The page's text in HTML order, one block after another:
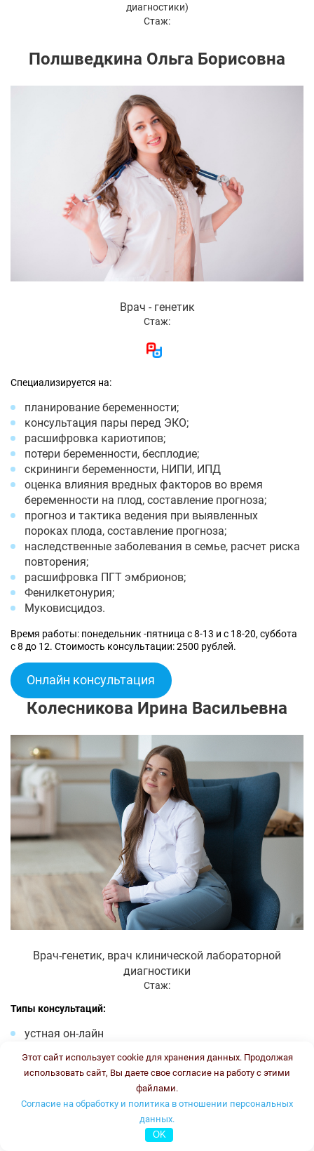
диагностики)
Стаж:
Полшведкина Ольга Борисовна
Врач - генетик
Стаж:
Специализируется на:
планирование беременности;
консультация пары перед ЭКО;
расшифровка кариотипов;
потери беременности, бесплодие;
скрининги беременности, НИПИ, ИПД
оценка влияния вредных факторов во время
беременности на плод, составление прогноза;
прогноз и тактика ведения при выявленных
пороках плода, составление прогноза;
наследственные заболевания в семье, расчет риска
повторения;
расшифровка ПГТ эмбрионов;
Фенилкетонурия;
Муковисцидоз.
Время работы: понедельник -пятница с 8-13 и с 18-20, суббота
с 8 до 12. Стоимость консультации: 2500 рублей.
Онлайн консультация
Колесникова Ирина Васильевна
Врач-генетик, врач клинической лабораторной
диагностики
Стаж:
Типы консультаций:
устная он-лайн
письменная офлайн
3500 рублей
График работы:ПН, ВТ, ЧТ, ПТ с 16.00 до 18.00
Онлайн консультация
Этот сайт использует cookie для хранения данных. Продолжая
использовать сайт, Вы даете свое согласие на работу с этими
файлами.
Согласие на обработку и политика в отношении персональных
данных.
OK